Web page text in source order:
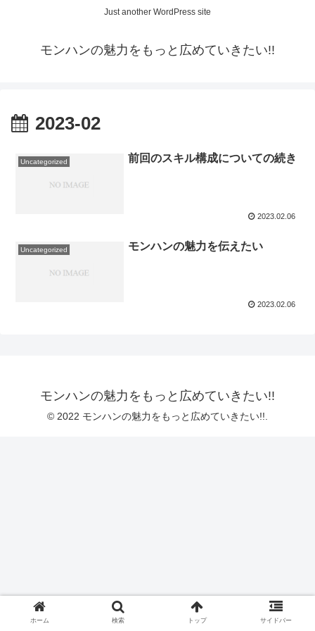
Just another WordPress site
モンハンの魅力をもっと広めていきたい!!
2023-02
Uncategorized 前回のスキル構成についての続き
2023.02.06
Uncategorized モンハンの魅力を伝えたい
2023.02.06
モンハンの魅力をもっと広めていきたい!!
© 2022 モンハンの魅力をもっと広めていきたい!!.
ホーム 検索 トップ サイドバー